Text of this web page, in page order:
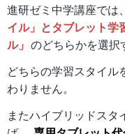
進研ゼミ中学講座では、
イル」とタブレット学
ル」 のどちらかを選択
どちらの学習スタイル
わりません。
またハイブリッドス